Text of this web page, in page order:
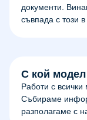
документи.
съвпада с този
С кой
Работи с
Събираме
разполагаме с